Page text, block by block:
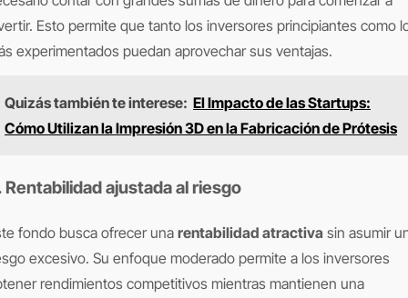
Esto permite que tanto los inversores principiantes como
experimentados puedan aprovechar sus ventajas.
Quizás también te interese: El Impacto de las Startups:
Cómo Utilizan la Impresión 3D en la Fabricación de Prótesis
Rentabilidad ajustada al riesgo
fondo busca ofrecer unarentabilidad atractiva sin asumir
excesivo. Su enfoque moderado permite a los inversores
rendimientos competitivos mientras mantienen una